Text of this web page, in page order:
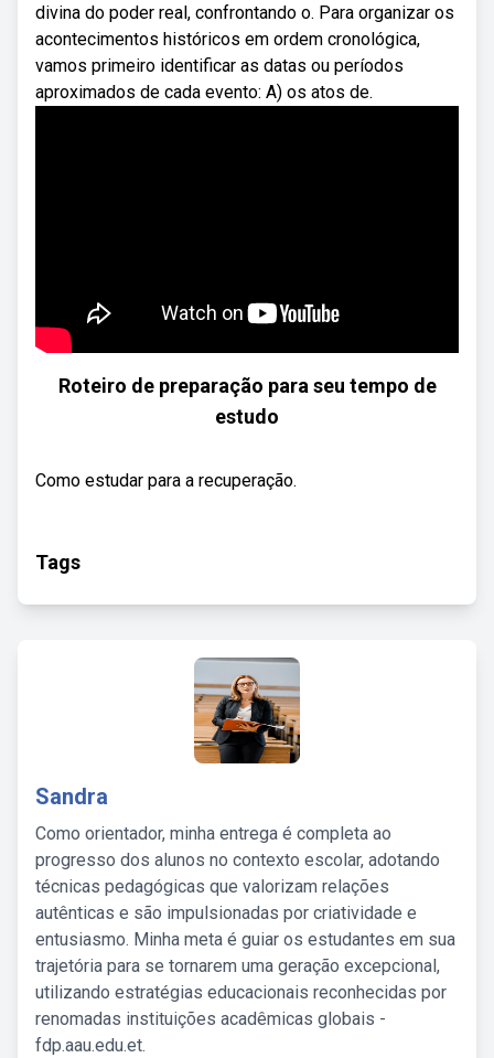
divina do poder real, confrontando o. Para organizar os
acontecimentos históricos em ordem cronológica,
vamos primeiro identificar as datas ou períodos
aproximados de cada evento: A) os atos de.
Roteiro de preparação para seu tempo de
estudo
Como estudar para a recuperação.
Tags
Sandra
Como orientador, minha entrega é completa ao
progresso dos alunos no contexto escolar, adotando
técnicas pedagógicas que valorizam relações
autênticas e são impulsionadas por criatividade e
entusiasmo. Minha meta é guiar os estudantes em sua
trajetória para se tornarem uma geração excepcional,
utilizando estratégias educacionais reconhecidas por
renomadas instituições acadêmicas globais -
fdp.aau.edu.et.